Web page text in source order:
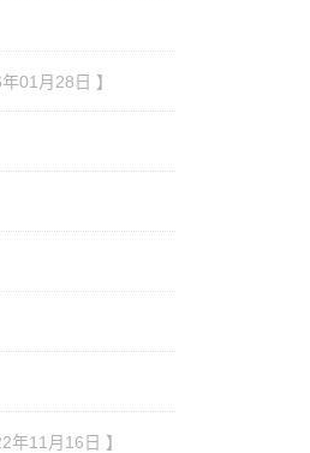
年01月28日 】
年11月16日 】